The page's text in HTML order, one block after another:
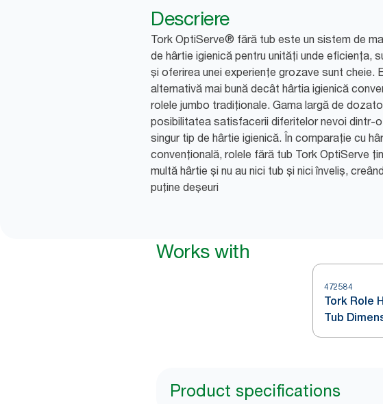
Descriere
Tork OptiServe® fără tub este un sistem de
de hârtie igienică pentru unități unde eficiența,
și oferirea unei experiențe grozave sunt cheie.
alternativă mai bună decât hârtia igienică
rolele jumbo tradiționale. Gama largă de
posibilitatea satisfacerii diferitelor nevoi dintr-
singur tip de hârtie igienică. În comparație cu
convențională, rolele fără tub Tork OptiServe
multă hârtie și nu au nici tub și nici înveliș,
puține deșeuri
Works with
472584
Tork Role
Tub
Product specifications